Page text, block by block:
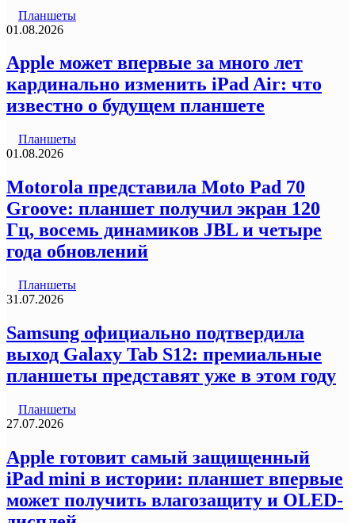
Планшеты
01.08.2026
Apple может впервые за много лет
кардинально изменить iPad Air: что
известно о будущем планшете
Планшеты
01.08.2026
Motorola представила Moto Pad 70
Groove: планшет получил экран 120
Гц, восемь динамиков JBL и четыре
года обновлений
Планшеты
31.07.2026
Samsung официально подтвердила
выход Galaxy Tab S12: премиальные
планшеты представят уже в этом году
Планшеты
27.07.2026
Apple готовит самый защищенный
iPad mini в истории: планшет впервые
может получить влагозащиту и OLED-